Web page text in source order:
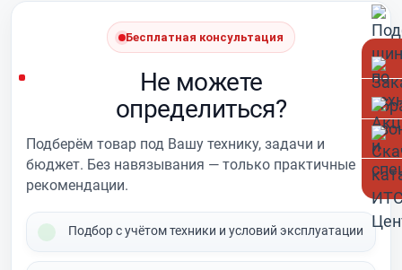
Бесплатная консультация
Не можете
определиться?
Подберём товар под Вашу технику, задачи и
бюджет. Без навязывания — только практичные
рекомендации.
Подбор с учётом техники и условий эксплуатации